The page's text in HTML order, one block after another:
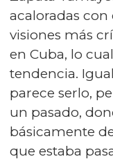
acaloradas
visiones más
en Cuba, lo
tendencia.
parece serlo,
un pasado,
básicamente
que estaba